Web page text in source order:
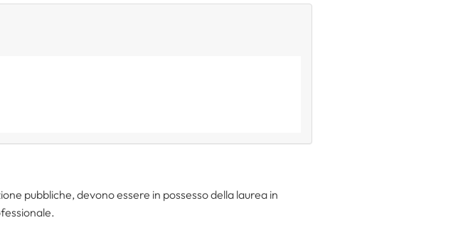
pubbliche, devono essere in possesso della laurea in